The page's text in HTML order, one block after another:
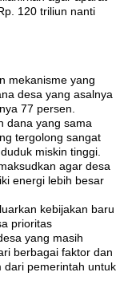
120 triliun nanti
mekanisme yang
desa yang asalnya
77 persen.
dana yang sama
tergolong sangat
miskin tinggi.
agar desa
energi lebih besar
kebijakan baru
prioritas
yang masih
berbagai faktor dan
dari pemerintah untuk